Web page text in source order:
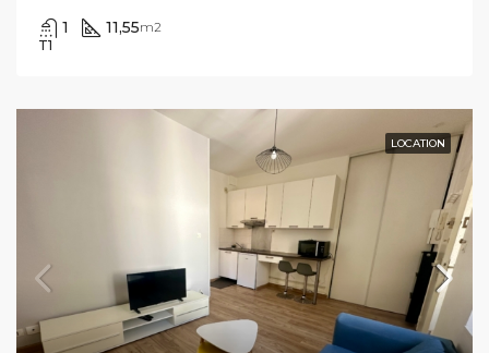
1 11,55m2
T1
LOCATION